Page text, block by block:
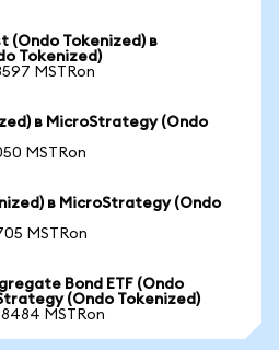
(Ondo Tokenized) в
Tokenized)
MSTRon
в MicroStrategy (Ondo
MSTRon
в MicroStrategy (Ondo
MSTRon
Bond ETF (Ondo
(Ondo Tokenized)
MSTRon